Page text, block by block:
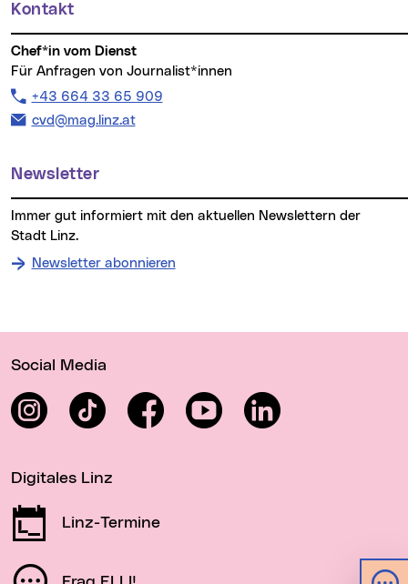
Kontakt
Chef*in vom Dienst
Für Anfragen von Journalist*innen
Telefon:
+43 664 33 65 909
E-Mail Adresse:
cvd@mag.linz.at
Newsletter
Stadt Linz.
Newsletter abonnieren
Social Media
InstagramTikTok FacebookYouTube LinkedIn
Digitales Linz
Linz-Termine